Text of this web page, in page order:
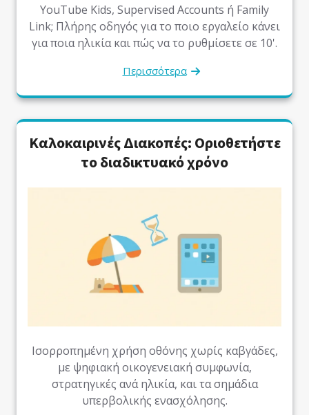
YouTube Kids, Supervised Accounts ή Family
Link; Πλήρης οδηγός για το ποιο εργαλείο κάνει
για ποια ηλικία και πώς να το ρυθμίσετε σε 10'.
Περισσότερα
Καλοκαιρινές Διακοπές: Οριοθετήστε
το διαδικτυακό χρόνο
Ισορροπημένη χρήση οθόνης χωρίς καβγάδες,
με ψηφιακή οικογενειακή συμφωνία,
στρατηγικές ανά ηλικία, και τα σημάδια
υπερβολικής ενασχόλησης.